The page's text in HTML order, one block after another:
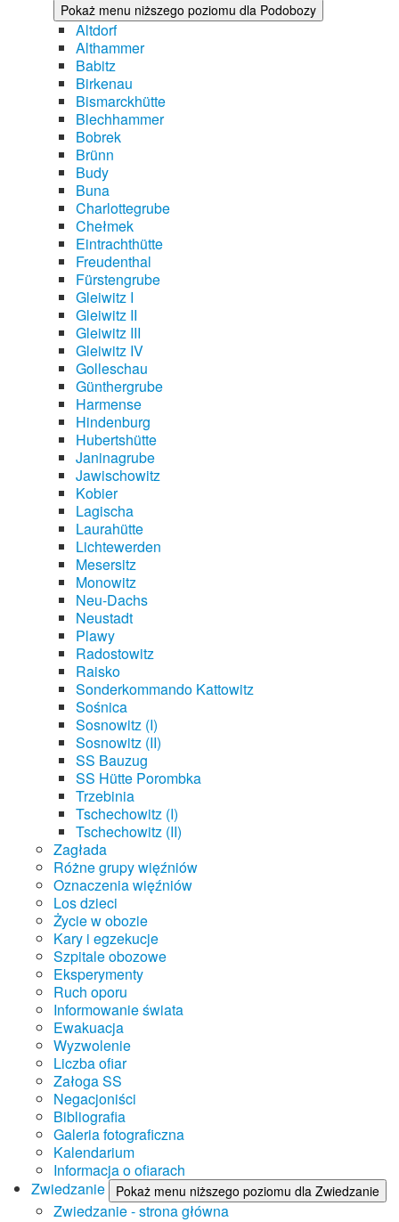
Pokaż menu niższego poziomu dla Podobozy
Altdorf
Althammer
Babitz
Birkenau
Bismarckhütte
Blechhammer
Bobrek
Brünn
Budy
Buna
Charlottegrube
Chełmek
Eintrachthütte
Freudenthal
Fürstengrube
Gleiwitz I
Gleiwitz II
Gleiwitz III
Gleiwitz IV
Golleschau
Günthergrube
Harmense
Hindenburg
Hubertshütte
Janinagrube
Jawischowitz
Kobier
Lagischa
Laurahütte
Lichtewerden
Mesersitz
Monowitz
Neu-Dachs
Neustadt
Plawy
Radostowitz
Raisko
Sonderkommando Kattowitz
Sośnica
Sosnowitz (I)
Sosnowitz (II)
SS Bauzug
SS Hütte Porombka
Trzebinia
Tschechowitz (I)
Tschechowitz (II)
Zagłada
Różne grupy więźniów
Oznaczenia więźniów
Los dzieci
Życie w obozie
Kary i egzekucje
Szpitale obozowe
Eksperymenty
Ruch oporu
Informowanie świata
Ewakuacja
Wyzwolenie
Liczba ofiar
Załoga SS
Negacjoniści
Bibliografia
Galeria fotograficzna
Kalendarium
Informacja o ofiarach
Zwiedzanie
Pokaż menu niższego poziomu dla Zwiedzanie
Zwiedzanie - strona główna